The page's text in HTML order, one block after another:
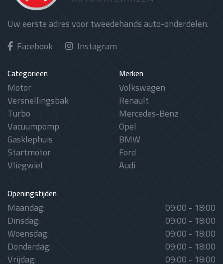
Uw eerste adres voor tweedehands auto-onderdelen.
Facebook
Instagram
Categorieën
Motor
Versnellingsbak
Turbo
Vacuumpomp
Gasklephuis
Startmotor
Vliegwiel
Merken
Volkswagen
Renault
Mercedes-Benz
Opel
BMW
Ford
Audi
Openingstijden
Maandag: 09:00 - 18:00
Dinsdag: 09:00 - 18:00
Woensdag: 09:00 - 18:00
Donderdag: 09:00 - 18:00
Vrijdag: 09:00 - 18:00